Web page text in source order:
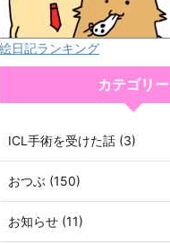
絵日記ランキング
カテゴリー
ICL手術を受けた話 (3)
おつぶ (150)
お知らせ (11)